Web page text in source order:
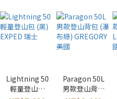
Lightning 50
輕量登山包
Paragon 50L
男款登山背包